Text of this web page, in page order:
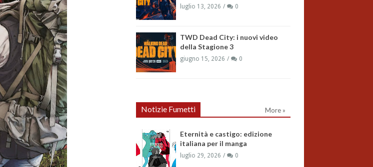
luglio 13, 2026 0
TWD Dead City: i nuovi video
della Stagione 3
giugno 15, 2026 0
Notizie Fumetti More »
Eternità e castigo: edizione
italiana per il manga
luglio 29, 2026 0